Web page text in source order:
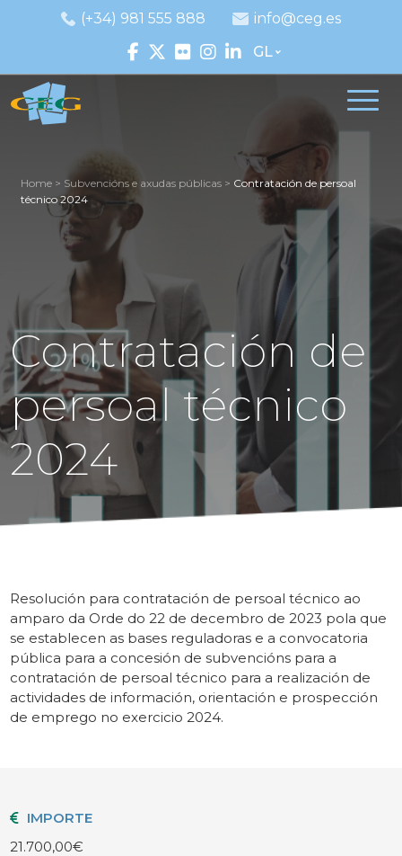
(+34) 981 555 888
info@ceg.es
GL
Home> Subvencións e axudas públicas> Contratación de persoal
técnico 2024
Contratación de
persoal técnico
2024
Resolución para contratación de persoal técnico ao
amparo da Orde do 22 de decembro de 2023 pola que
se establecen as bases reguladoras e a convocatoria
pública para a concesión de subvencións para a
contratación de persoal técnico para a realización de
actividades de información, orientación e prospección
de emprego no exercicio 2024.
IMPORTE
21.700,00€